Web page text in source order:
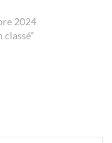
2024
classé"